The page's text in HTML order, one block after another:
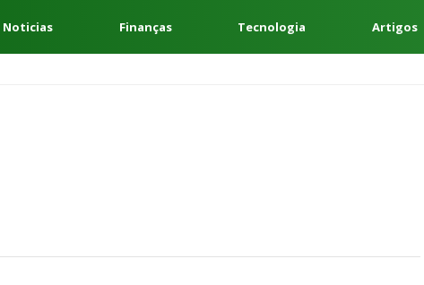
Noticias Finanças Tecnologia Artigos